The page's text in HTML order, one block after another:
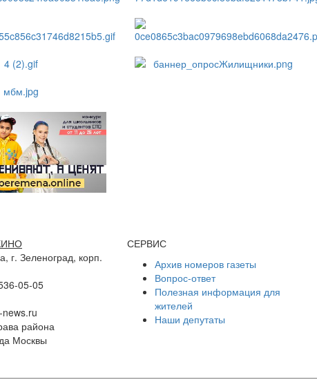
г. Зеленоград, корп.
05-05
района
Москвы
СЕРВИС
Архив номеров газеты
Вопрос-ответ
Полезная информация для
жителей
Наши депутаты